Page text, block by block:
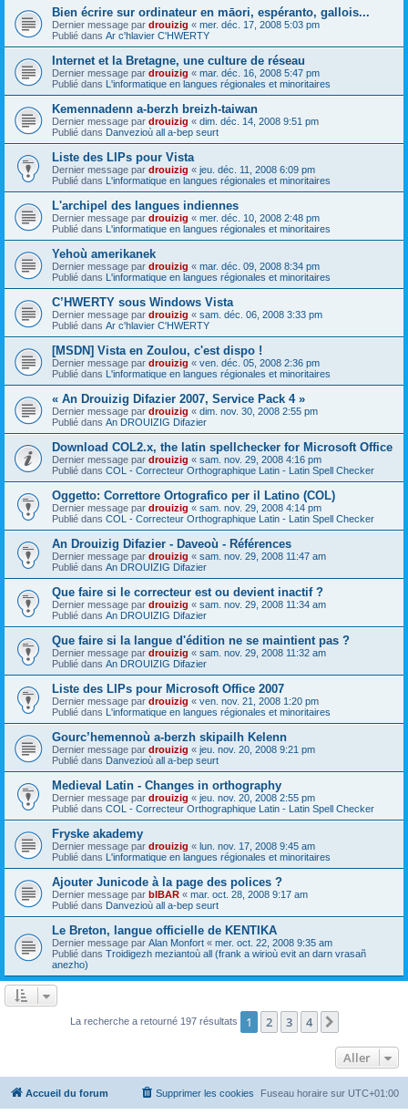
Bien écrire sur ordinateur en māori, espéranto, gallois...
Dernier message par drouizig « mer. déc. 17, 2008 5:03 pm
Publié dans Ar c'hlavier C'HWERTY
Internet et la Bretagne, une culture de réseau
Dernier message par drouizig « mar. déc. 16, 2008 5:47 pm
Publié dans L'informatique en langues régionales et minoritaires
Kemennadenn a-berzh breizh-taiwan
Dernier message par drouizig « dim. déc. 14, 2008 9:51 pm
Publié dans Danvezioù all a-bep seurt
Liste des LIPs pour Vista
Dernier message par drouizig « jeu. déc. 11, 2008 6:09 pm
Publié dans L'informatique en langues régionales et minoritaires
L'archipel des langues indiennes
Dernier message par drouizig « mer. déc. 10, 2008 2:48 pm
Publié dans L'informatique en langues régionales et minoritaires
Yehoù amerikanek
Dernier message par drouizig « mar. déc. 09, 2008 8:34 pm
Publié dans L'informatique en langues régionales et minoritaires
C’HWERTY sous Windows Vista
Dernier message par drouizig « sam. déc. 06, 2008 3:33 pm
Publié dans Ar c'hlavier C'HWERTY
[MSDN] Vista en Zoulou, c'est dispo !
Dernier message par drouizig « ven. déc. 05, 2008 2:36 pm
Publié dans L'informatique en langues régionales et minoritaires
« An Drouizig Difazier 2007, Service Pack 4 »
Dernier message par drouizig « dim. nov. 30, 2008 2:55 pm
Publié dans An DROUIZIG Difazier
Download COL2.x, the latin spellchecker for Microsoft Office
Dernier message par drouizig « sam. nov. 29, 2008 4:16 pm
Publié dans COL - Correcteur Orthographique Latin - Latin Spell Checker
Oggetto: Correttore Ortografico per il Latino (COL)
Dernier message par drouizig « sam. nov. 29, 2008 4:14 pm
Publié dans COL - Correcteur Orthographique Latin - Latin Spell Checker
An Drouizig Difazier - Daveoù - Références
Dernier message par drouizig « sam. nov. 29, 2008 11:47 am
Publié dans An DROUIZIG Difazier
Que faire si le correcteur est ou devient inactif ?
Dernier message par drouizig « sam. nov. 29, 2008 11:34 am
Publié dans An DROUIZIG Difazier
Que faire si la langue d'édition ne se maintient pas ?
Dernier message par drouizig « sam. nov. 29, 2008 11:32 am
Publié dans An DROUIZIG Difazier
Liste des LIPs pour Microsoft Office 2007
Dernier message par drouizig « ven. nov. 21, 2008 1:20 pm
Publié dans L'informatique en langues régionales et minoritaires
Gourc’hemennoù a-berzh skipailh Kelenn
Dernier message par drouizig « jeu. nov. 20, 2008 9:21 pm
Publié dans Danvezioù all a-bep seurt
Medieval Latin - Changes in orthography
Dernier message par drouizig « jeu. nov. 20, 2008 2:55 pm
Publié dans COL - Correcteur Orthographique Latin - Latin Spell Checker
Fryske akademy
Dernier message par drouizig « lun. nov. 17, 2008 9:45 am
Publié dans L'informatique en langues régionales et minoritaires
Ajouter Junicode à la page des polices ?
Dernier message par bIBAR « mar. oct. 28, 2008 9:17 am
Publié dans Danvezioù all a-bep seurt
Le Breton, langue officielle de KENTIKA
Dernier message par Alan Monfort « mer. oct. 22, 2008 9:35 am
Publié dans Troidigezh meziantoù all (frank a wirioù evit an darn vrasañ
anezho)
La recherche a retourné 197 résultats 1 2 3 4
Aller
Accueil du forum Fuseau horaire sur UTC+01:00
Supprimer les cookies